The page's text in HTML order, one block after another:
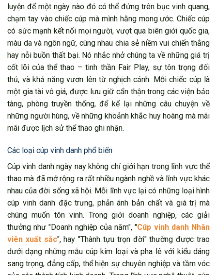
luyện để một ngày nào đó có thể đứng trên bục vinh quang,
chạm tay vào chiếc cúp mà mình hằng mong ước. Chiếc cúp
có sức mạnh kết nối mọi người, vượt qua biên giới quốc gia,
màu da và ngôn ngữ, cùng nhau chia sẻ niềm vui chiến thắng
hay nỗi buồn thất bại. Nó nhắc nhở chúng ta về những giá trị
cốt lõi của thể thao – tinh thần Fair Play, sự tôn trọng đối
thủ, và khả năng vươn lên từ nghịch cảnh. Mỗi chiếc cúp là
một gia tài vô giá, được lưu giữ cẩn thận trong các viện bảo
tàng, phòng truyền thống, để kể lại những câu chuyện về
những người hùng, về những khoảnh khắc huy hoàng mà mãi
mãi được lịch sử thể thao ghi nhận.
Các loại cúp vinh danh phổ biến
Cúp vinh danh ngày nay không chỉ giới hạn trong lĩnh vực thể
thao mà đã mở rộng ra rất nhiều ngành nghề và lĩnh vực khác
nhau của đời sống xã hội. Mỗi lĩnh vực lại có những loại hình
cúp vinh danh đặc trưng, phản ánh bản chất và giá trị mà
chúng muốn tôn vinh. Trong giới doanh nghiệp, các giải
thưởng như "Doanh nghiệp của năm", "Cúp vinh danh Nhân
viên xuất sắc", hay "Thành tựu trọn đời" thường được trao
dưới dạng những mẫu cúp kim loại và pha lê với kiểu dáng
sang trọng, đẳng cấp, thể hiện sự chuyên nghiệp và tầm vóc